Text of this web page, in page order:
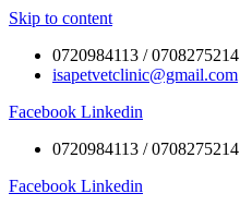
Skip to content
0720984113 / 0708275214
isapetvetclinic@gmail.com
Facebook Linkedin
0720984113 / 0708275214
Facebook Linkedin